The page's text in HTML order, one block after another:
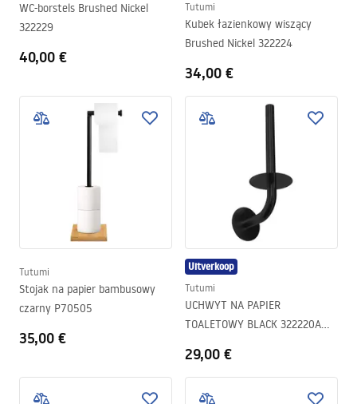
WC-borstels Brushed Nickel
322229
40,00 €
Tutumi
Kubek łazienkowy wiszący
Brushed Nickel 322224
34,00 €
Tutumi
Stojak na papier bambusowy
czarny P70505
35,00 €
Uitverkoop
Tutumi
UCHWYT NA PAPIER
TOALETOWY BLACK 322220A
29,00 €